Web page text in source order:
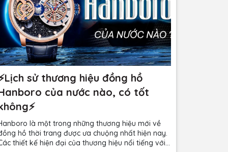
sử thương hiệu đồng hồ
của nước nào, có tốt
là một trong những thương hiệu mới về
hồ thời trang được ưa chuộng nhất hiện nay.
thiết kế hiện đại của thương hiệu nổi tiếng với